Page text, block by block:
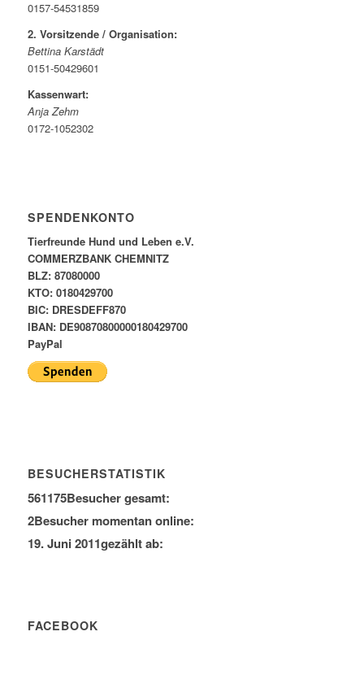
0157-54531859
2. Vorsitzende / Organisation:
Bettina Karstädt
0151-50429601
Kassenwart:
Anja Zehm
0172-1052302
SPENDENKONTO
Tierfreunde Hund und Leben e.V.
COMMERZBANK CHEMNITZ
BLZ: 87080000
KTO: 0180429700
BIC: DRESDEFF870
IBAN: DE90870800000180429700
PayPal
BESUCHERSTATISTIK
561175Besucher gesamt:
2Besucher momentan online:
19. Juni 2011gezählt ab:
FACEBOOK